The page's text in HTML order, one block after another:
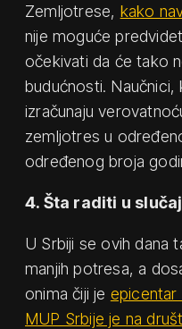
Zemljotrese, kako
nije moguće
očekivati da će tako
budućnosti.
izračunaju
zemljotres u
određenog broja
4. Šta raditi u
U Srbiji se ovih dana
manjih potresa, a
onima čiji je epicentar
MUP Srbije je na